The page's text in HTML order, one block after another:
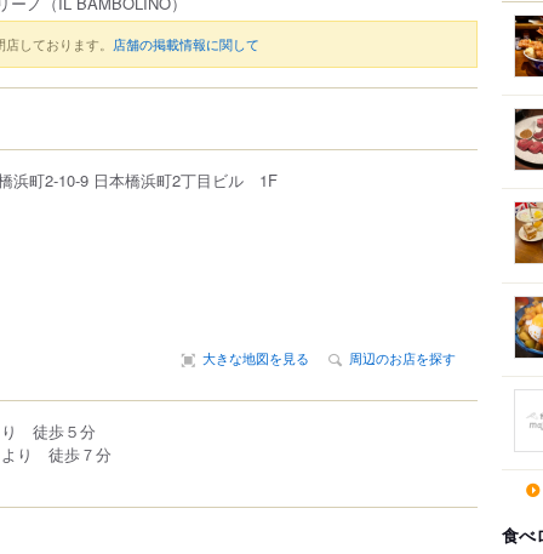
しております。 店舗の掲載情報に関して
浜町2-10-9 日本橋浜町2丁目ビル 1F
大きな地図を見る 周辺のお店を探す
徒歩５分
り 徒歩７分
食べ